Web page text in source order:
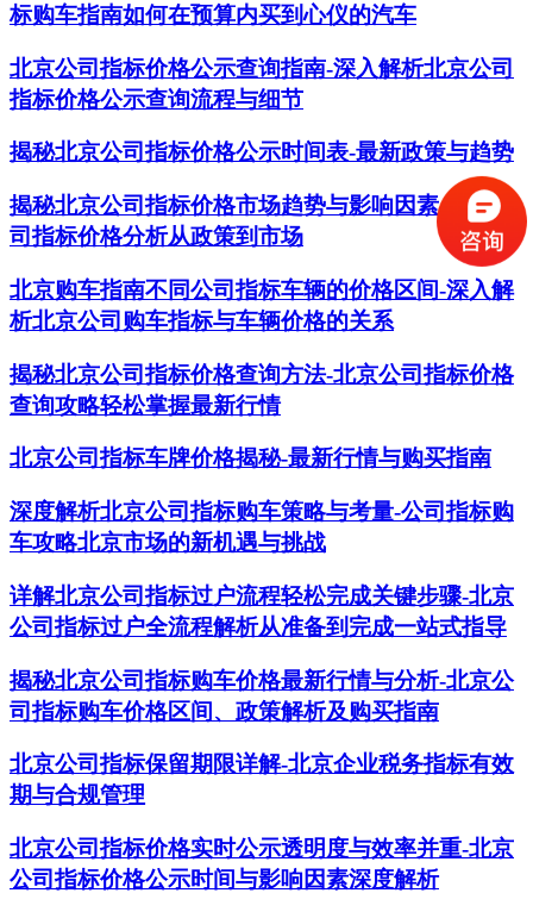
标购车指南如何在预算内买到心仪的汽车
北京公司指标价格公示查询指南-深入解析北京公司
指标价格公示查询流程与细节
揭秘北京公司指标价格公示时间表-最新政策与趋势
揭秘北京公司指标价格市场趋势与影响因素-北京公
司指标价格分析从政策到市场
北京购车指南不同公司指标车辆的价格区间-深入解
析北京公司购车指标与车辆价格的关系
揭秘北京公司指标价格查询方法-北京公司指标价格
查询攻略轻松掌握最新行情
北京公司指标车牌价格揭秘-最新行情与购买指南
深度解析北京公司指标购车策略与考量-公司指标购
车攻略北京市场的新机遇与挑战
详解北京公司指标过户流程轻松完成关键步骤-北京
公司指标过户全流程解析从准备到完成一站式指导
揭秘北京公司指标购车价格最新行情与分析-北京公
司指标购车价格区间、政策解析及购买指南
北京公司指标保留期限详解-北京企业税务指标有效
期与合规管理
北京公司指标价格实时公示透明度与效率并重-北京
公司指标价格公示时间与影响因素深度解析